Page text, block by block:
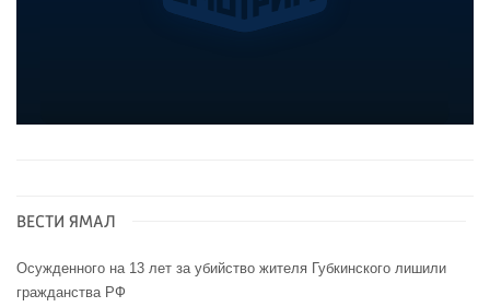
ВЕСТИ ЯМАЛ
Осужденного на 13 лет за убийство жителя Губкинского лишили
гражданства РФ